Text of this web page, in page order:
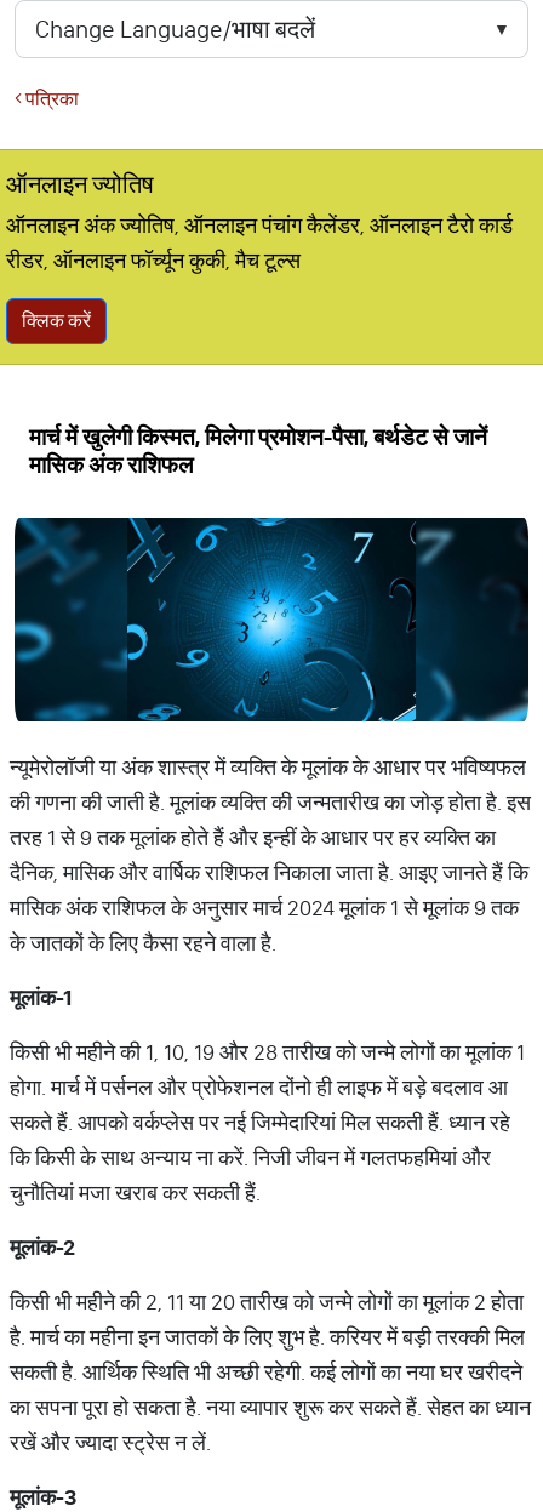
पत्रिका
ऑनलाइन ज्योतिष
ऑनलाइन अंक ज्योतिष, ऑनलाइन पंचांग कैलेंडर, ऑनलाइन टैरो कार्ड
रीडर, ऑनलाइन फॉर्च्यून कुकी, मैच टूल्स
क्लिक करें
मार्च में खुलेगी किस्‍मत, मिलेगा प्रमोशन-पैसा, बर्थडेट से जानें
मासिक अंक राशिफल
न्‍यूमेरोलॉजी या अंक शास्‍त्र में व्‍यक्ति के मूलांक के आधार पर भविष्‍यफल
की गणना की जाती है. मूलांक व्‍यक्ति की जन्‍मतारीख का जोड़ होता है. इस
तरह 1 से 9 तक मूलांक होते हैं और इन्‍हीं के आधार पर हर व्‍यक्ति का
दैनिक, मासिक और वार्षिक राशिफल निकाला जाता है. आइए जानते हैं कि
मासिक अंक राशिफल के अनुसार मार्च 2024 मूलांक 1 से मूलांक 9 तक
के जातकों के लिए कैसा रहने वाला है.
मूलांक-1
किसी भी महीने की 1, 10, 19 और 28 तारीख को जन्‍मे लोगों का मूलांक 1
होगा. मार्च में पर्सनल और प्रोफेशनल दोंनो ही लाइफ में बड़े बदलाव आ
सकते हैं. आपको वर्कप्‍लेस पर नई जिम्‍मेदारियां मिल सकती हैं. ध्‍यान रहे
कि किसी के साथ अन्‍याय ना करें. निजी जीवन में गलतफहमियां और
चुनौतियां मजा खराब कर सकती हैं.
मूलांक-2
किसी भी महीने की 2, 11 या 20 तारीख को जन्‍मे लोगों का मूलांक 2 होता
है. मार्च का महीना इन जातकों के लिए शुभ है. करियर में बड़ी तरक्‍की मिल
सकती है. आर्थिक स्थिति भी अच्‍छी रहेगी. कई लोगों का नया घर खरीदने
का सपना पूरा हो सकता है. नया व्‍यापार शुरू कर सकते हैं. सेहत का ध्‍यान
रखें और ज्यादा स्ट्रेस न लें.
मूलांक-3